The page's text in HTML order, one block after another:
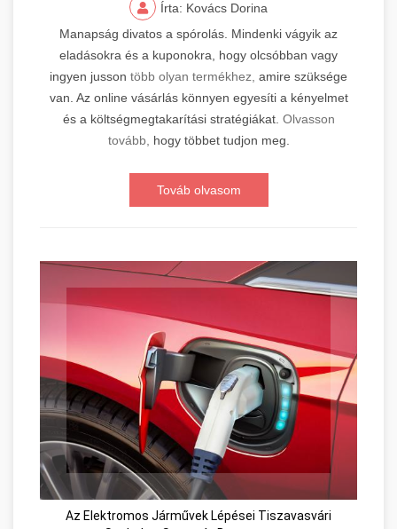
Írta: Kovács Dorina
Manapság divatos a spórolás. Mindenki vágyik az
eladásokra és a kuponokra, hogy olcsóbban vagy
ingyen jusson több olyan termékhez, amire szüksége
van. Az online vásárlás könnyen egyesíti a kényelmet
és a költségmegtakarítási stratégiákat. Olvasson
tovább, hogy többet tudjon meg.
Továb olvasom
Az Elektromos Járművek Lépései Tiszavasvári